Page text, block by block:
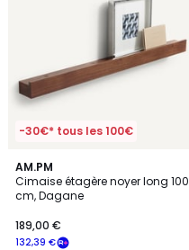
-30€* tous les 100€
AM.PM
Cimaise étagère noyer long 100
cm, Dagane
132,39 €
189,00 €
3,8
/ 5